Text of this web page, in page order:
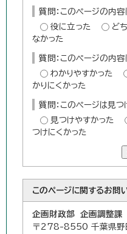
質問：このページの内
役に立った
ど
なかった
質問：このページの内
わかりやすかった
かりにくかった
質問：このページは見つ
見つけやすかった
つけにくかった
このページに関するお問
企画財政部 企画調整課
〒278-8550 千葉県野